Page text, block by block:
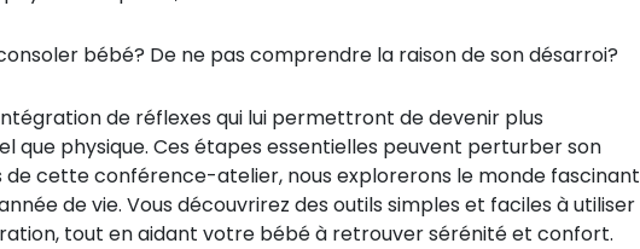
bébé? De ne pas comprendre la raison de son désarroi?
de réflexes qui lui permettront de devenir plus
que physique. Ces étapes essentielles peuvent perturber son
cette conférence-atelier, nous explorerons le monde fascinant
de vie. Vous découvrirez des outils simples et faciles à utiliser
tout en aidant votre bébé à retrouver sérénité et confort.